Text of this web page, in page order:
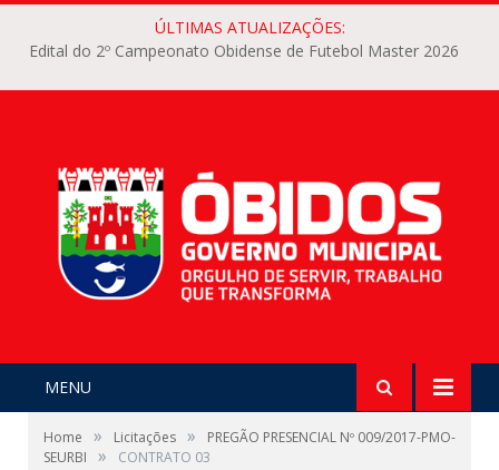
ÚLTIMAS ATUALIZAÇÕES:
Edital do 2º Campeonato Obidense de Futebol Master 2026
MENU
Home » Licitações »
PREGÃO PRESENCIAL Nº 009/2017-PMO-
SEURBI
» CONTRATO 03